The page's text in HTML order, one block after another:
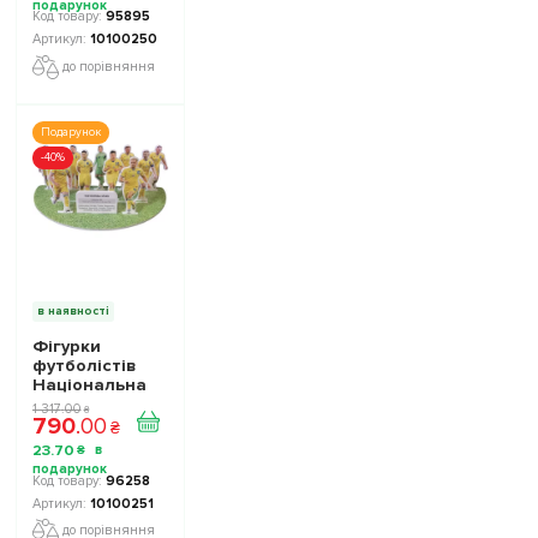
1010025095895
10100250
до порівняння
Подарунок
-40%
в наявності
Фігурки
футболістів
Національна
Збірна України
TOP FOOTBALL
STARS
Collection 2
10100251
1 317.00 ₴
790.00 ₴
23.70 ₴
96258
10100251
до порівняння